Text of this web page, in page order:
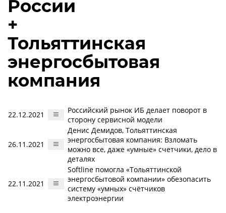
России
+
Тольяттинская
энергосбытовая
компания
22.12.2021
Российский рынок ИБ делает поворот в
сторону сервисной модели
26.11.2021
Денис Демидов, Тольяттинская
энергосбытовая компания: Взломать
можно все, даже «умные» счетчики, дело в
деталях
22.11.2021
Softline помогла «Тольяттинской
энергосбытовой компании» обезопасить
систему «умных» счётчиков
электроэнергии